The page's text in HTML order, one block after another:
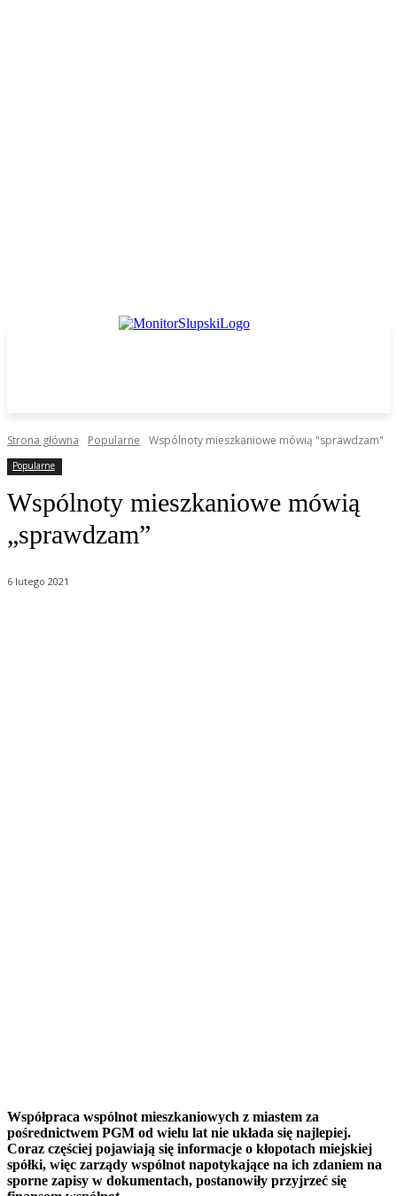
Strona główna Popularne Wspólnoty mieszkaniowe mówią "sprawdzam"
Popularne
Wspólnoty mieszkaniowe mówią
„sprawdzam”
6 lutego 2021
Współpraca wspólnot mieszkaniowych z miastem za
pośrednictwem PGM od wielu lat nie układa się najlepiej.
Coraz częściej pojawiają się informacje o kłopotach miejskiej
spółki, więc zarządy wspólnot napotykające na ich zdaniem na
sporne zapisy w dokumentach, postanowiły przyjrzeć się